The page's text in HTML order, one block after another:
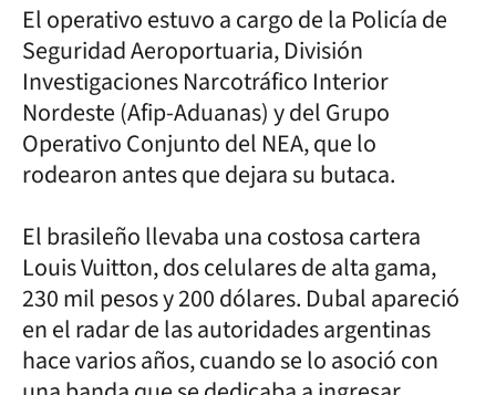
El operativo estuvo a cargo de la Policía de
Seguridad Aeroportuaria, División
Investigaciones Narcotráfico Interior
Nordeste (Afip-Aduanas) y del Grupo
Operativo Conjunto del NEA, que lo
rodearon antes que dejara su butaca.
El brasileño llevaba una costosa cartera
Louis Vuitton, dos celulares de alta gama,
230 mil pesos y 200 dólares. Dubal apareció
en el radar de las autoridades argentinas
hace varios años, cuando se lo asoció con